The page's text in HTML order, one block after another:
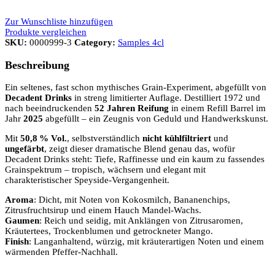
Zur Wunschliste hinzufügen
Produkte vergleichen
SKU: 0000999-3 Category: Samples 4cl
Beschreibung
Ein seltenes, fast schon mythisches Grain-Experiment, abgefüllt von
Decadent Drinks in streng limitierter Auflage. Destilliert 1972 und
nach beeindruckenden 52 Jahren Reifung in einem Refill Barrel im
Jahr 2025 abgefüllt – ein Zeugnis von Geduld und Handwerkskunst.
Mit 50,8 % Vol., selbstverständlich nicht kühlfiltriert und
ungefärbt, zeigt dieser dramatische Blend genau das, wofür
Decadent Drinks steht: Tiefe, Raffinesse und ein kaum zu fassendes
Grainspektrum – tropisch, wächsern und elegant mit
charakteristischer Speyside-Vergangenheit.
Aroma: Dicht, mit Noten von Kokosmilch, Bananenchips,
Zitrusfruchtsirup und einem Hauch Mandel-Wachs.
Gaumen: Reich und seidig, mit Anklängen von Zitrusaromen,
Kräutertees, Trockenblumen und getrockneter Mango.
Finish: Langanhaltend, würzig, mit kräuterartigen Noten und einem
wärmenden Pfeffer-Nachhall.